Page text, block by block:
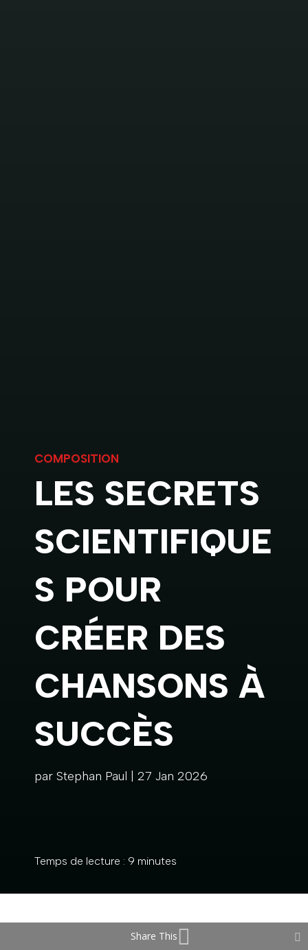
COMPOSITION
LES SECRETS
SCIENTIFIQUE
S POUR
CRÉER DES
CHANSONS À
SUCCÈS
par Stephan Paul 27 Jan 2026
Temps de lecture : 9 minutes
Share This